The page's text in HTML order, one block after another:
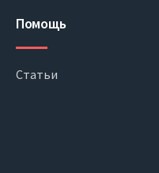
Помощь
Статьи